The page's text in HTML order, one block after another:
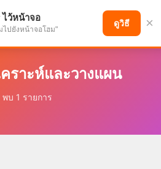
าคตที่ก้าวหน้า
ราะห์และวางแผน
พบ 1 รายการ
ไว้หน้าจอ
ไปยังหน้าจอโฮม"
ดูวิธี ×